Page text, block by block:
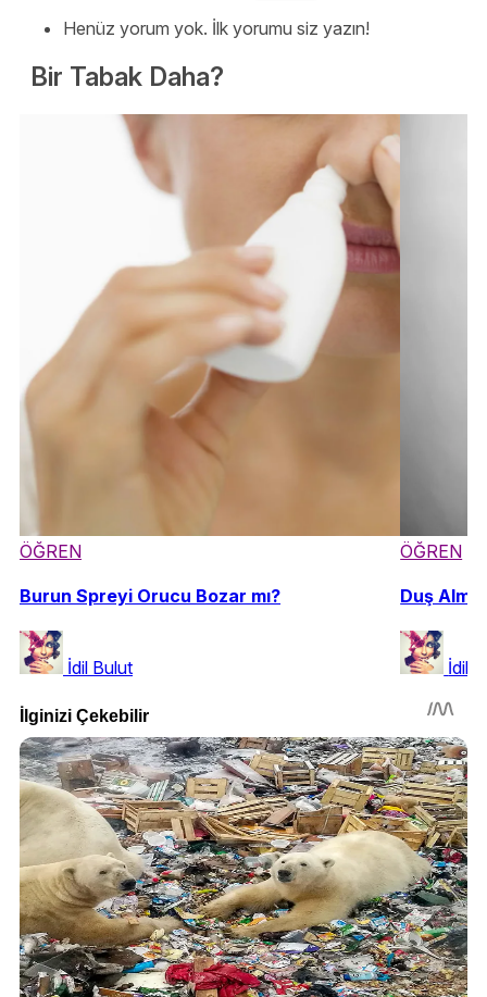
Henüz yorum yok. İlk yorumu siz yazın!
Bir Tabak Daha?
ÖĞREN
Burun Spreyi Orucu Bozar mı?
İdil Bulut
ÖĞREN
Duş
İdil